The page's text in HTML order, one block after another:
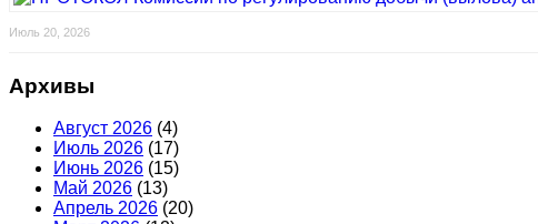
Июль 20, 2026
Архивы
Август 2026 (4)
Июль 2026 (17)
Июнь 2026 (15)
Май 2026 (13)
Апрель 2026 (20)